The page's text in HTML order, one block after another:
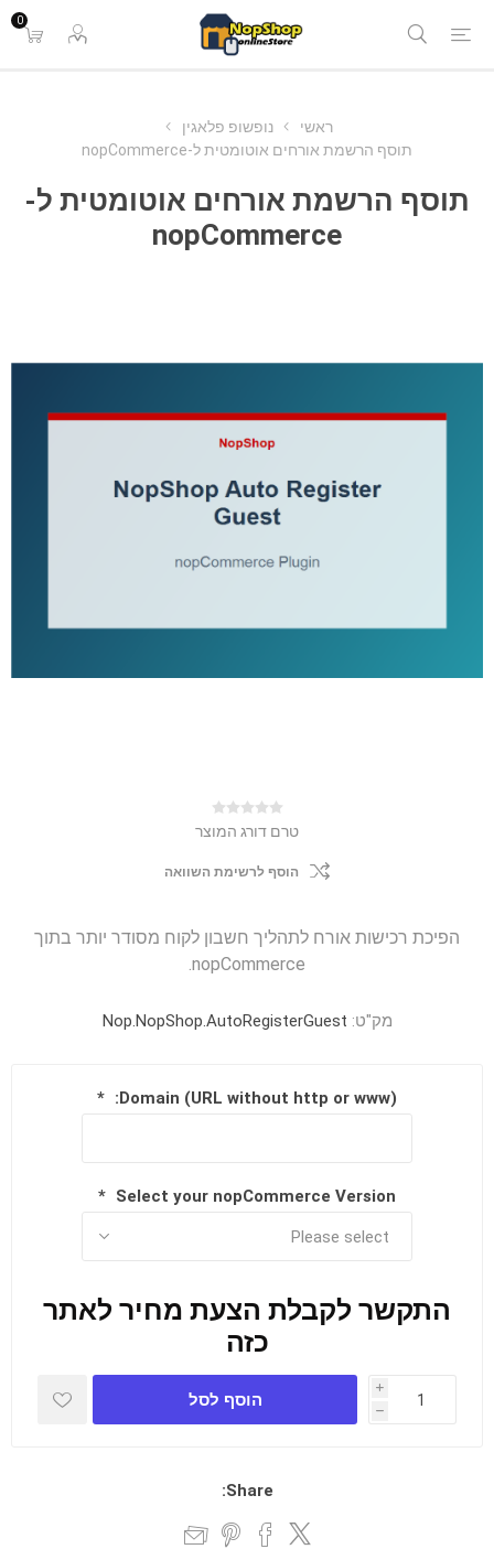
0
ראשי
נופשופ פלאגין
תוסף הרשמת אורחים אוטומטית ל-nopCommerce
תוסף הרשמת אורחים אוטומטית ל-
nopCommerce
טרם דורג המוצר
הוסף לרשימת השוואה
הפיכת רכישות אורח לתהליך חשבון לקוח מסודר יותר בתוך
nopCommerce.
מק"ט: Nop.NopShop.AutoRegisterGuest
Domain (URL without http or www):
*
Select your nopCommerce Version
*
התקשר לקבלת הצעת מחיר לאתר
כזה
i
h
הוסף לסל
Share: